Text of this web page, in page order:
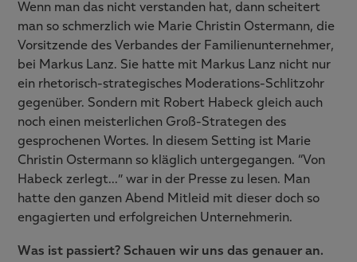
Wenn man das nicht verstanden hat, dann scheitert
man so schmerzlich wie Marie Christin Ostermann, die
Vorsitzende des Verbandes der Familienunternehmer,
bei Markus Lanz. Sie hatte mit Markus Lanz nicht nur
ein rhetorisch-strategisches Moderations-Schlitzohr
gegenüber. Sondern mit Robert Habeck gleich auch
noch einen meisterlichen Groß-Strategen des
gesprochenen Wortes. In diesem Setting ist Marie
Christin Ostermann so kläglich untergegangen. “Von
Habeck zerlegt…” war in der Presse zu lesen. Man
hatte den ganzen Abend Mitleid mit dieser doch so
engagierten und erfolgreichen Unternehmerin.
Was ist passiert? Schauen wir uns das genauer an.